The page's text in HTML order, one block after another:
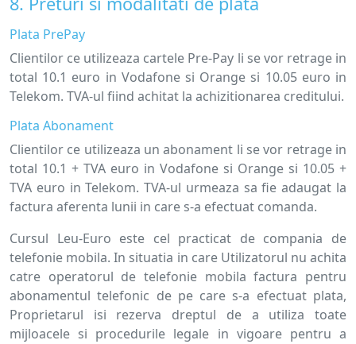
Plata PrePay
Clientilor ce utilizeaza cartele Pre-Pay li se vor retrage in
total 10.1 euro in Vodafone si Orange si 10.05 euro in
Telekom. TVA-ul fiind achitat la achizitionarea creditului.
Plata Abonament
Clientilor ce utilizeaza un abonament li se vor retrage in
total 10.1 + TVA euro in Vodafone si Orange si 10.05 +
TVA euro in Telekom. TVA-ul urmeaza sa fie adaugat la
factura aferenta lunii in care s-a efectuat comanda.
Cursul Leu-Euro este cel practicat de compania de
telefonie mobila. In situatia in care Utilizatorul nu achita
catre operatorul de telefonie mobila factura pentru
abonamentul telefonic de pe care s-a efectuat plata,
Proprietarul isi rezerva dreptul de a utiliza toate
mijloacele si procedurile legale in vigoare pentru a